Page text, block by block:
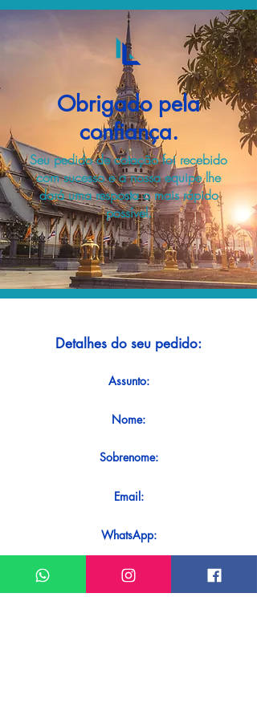
Obrigado pela
confiança.
Seu pedido de cotação foi recebido
com sucesso e a nossa equipe lhe
dará uma resposta o mais rápido
possível.
Detalhes do seu pedido:
Assunto:
Nome:
Sobrenome:
Email:
WhatsApp:
Mensagem: